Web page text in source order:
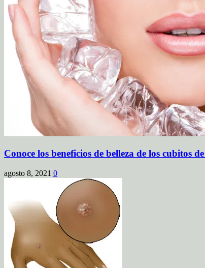
Conoce los beneficios de belleza de los cubitos
agosto 8, 2021 0